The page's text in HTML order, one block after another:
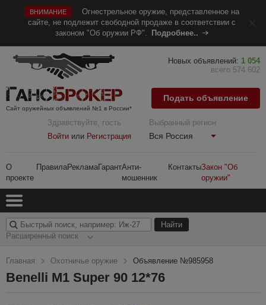
ВНИМАНИЕ
Огнестрельное оружие, представленное на
сайте, не подлежит свободной продаже в соответствии с
законом "Об оружии РФ".
Подробнее..
Сайт оружейных объявлений №1 в России*
Здравствуйте, гость
Войти или Регистрация
Выбранный регион
Вся Россия
О
проекте
ПравилаРекламаГарантАнти-
мошенник
КонтактыЗакон "Об
оружии"
Новых объявлений: 1 054
всего 574 602
Подать объявление
Расширенный поиск
Главная Охотничье оружие Объявление №985958
Benelli M1 Super 90 12*76